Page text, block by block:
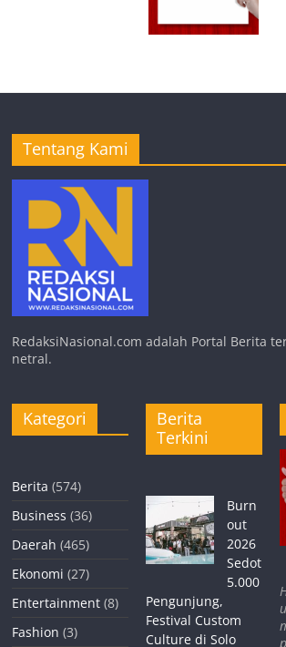
Tentang Kami
RedaksiNasional.com adalah Portal Berita
netral.
Kategori
Berita (574)
Business (36)
Daerah (465)
Ekonomi (27)
Entertainment (8)
Fashion (3)
Berita
Terkini
Burn
out
2026
Sedot
5.000
Pengunjung,
Festival Custom
Culture di Solo